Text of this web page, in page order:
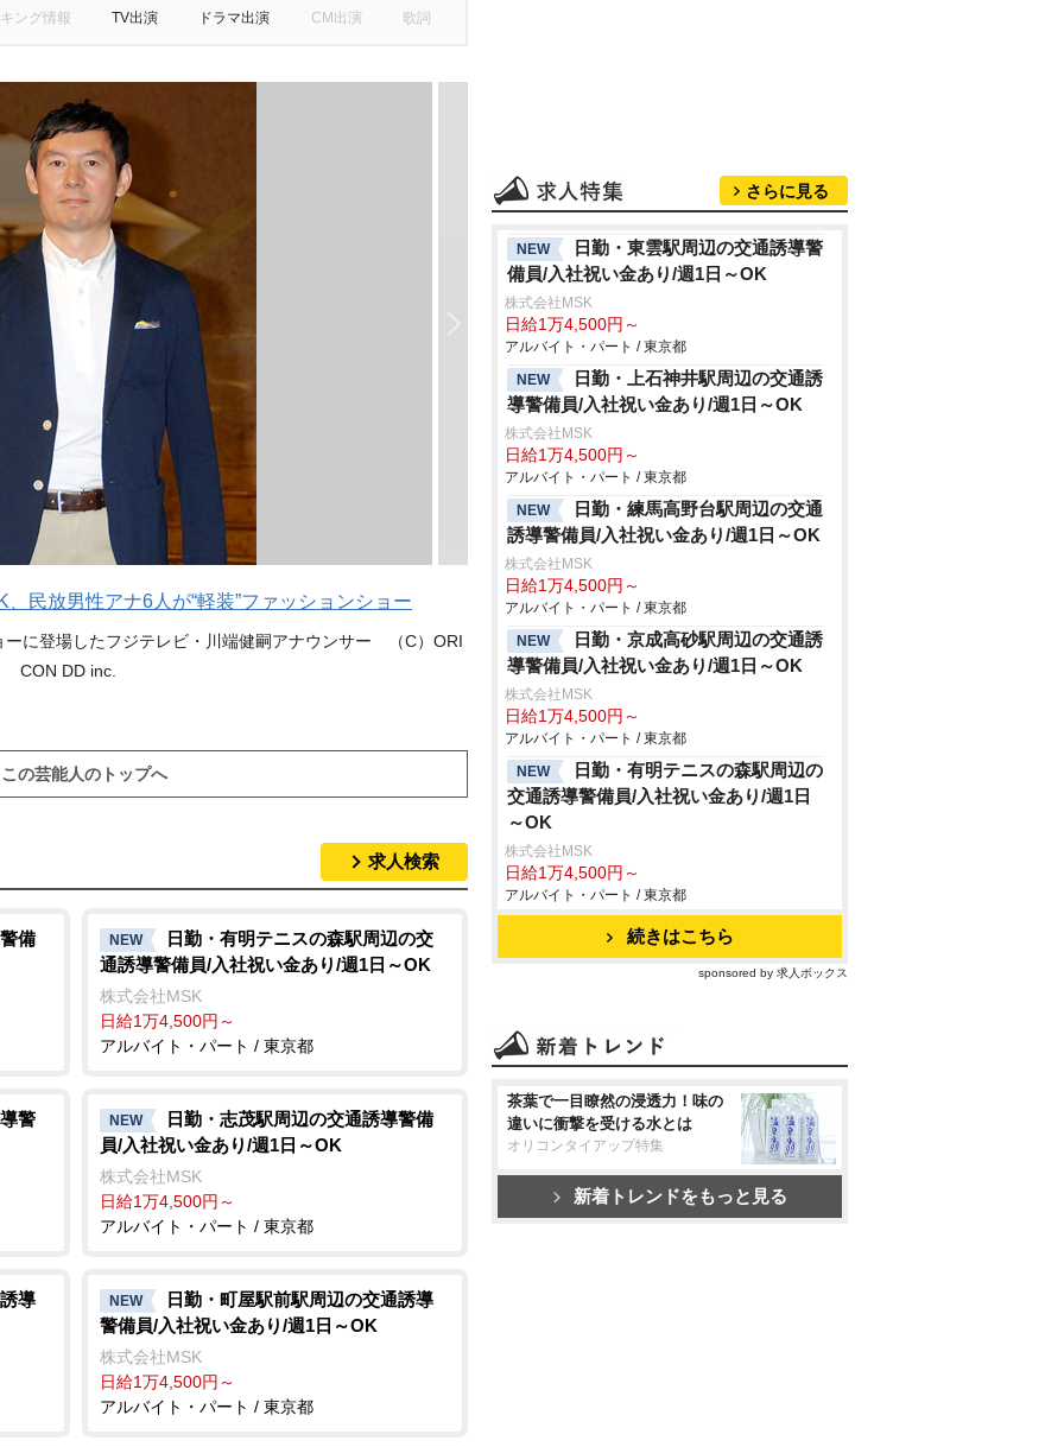
ング情報 TV出演 ドラマ出演 CM出演 歌詞
民放男性アナ6人が“軽装”ファッションショー
に登場したフジテレビ・川端健嗣アナウンサー （C）ORI
CON DD inc.
この芸能人のトップへ
求人検索
備 NEW
日勤・有明テニスの森駅周辺の交
通誘導警備員/入社祝い金あり/週1日～OK
株式会社MSK
日給1万4,500円～
アルバイト・パート / 東京都
警 NEW
日勤・志茂駅周辺の交通誘導警備
員/入社祝い金あり/週1日～OK
株式会社MSK
日給1万4,500円～
アルバイト・パート / 東京都
導 NEW
日勤・町屋駅前駅周辺の交通誘導
警備員/入社祝い金あり/週1日～OK
株式会社MSK
日給1万4,500円～
アルバイト・パート / 東京都
さらに見る
NEW
日勤・東雲駅周辺の交通誘導警
備員/入社祝い金あり/週1日～OK
株式会社MSK
日給1万4,500円～
アルバイト・パート / 東京都
NEW
日勤・上石神井駅周辺の交通誘
導警備員/入社祝い金あり/週1日～OK
株式会社MSK
日給1万4,500円～
アルバイト・パート / 東京都
NEW
日勤・練馬高野台駅周辺の交通
誘導警備員/入社祝い金あり/週1日～OK
株式会社MSK
日給1万4,500円～
アルバイト・パート / 東京都
NEW
日勤・京成高砂駅周辺の交通誘
導警備員/入社祝い金あり/週1日～OK
株式会社MSK
日給1万4,500円～
アルバイト・パート / 東京都
NEW
日勤・有明テニスの森駅周辺の
交通誘導警備員/入社祝い金あり/週1日
～OK
株式会社MSK
日給1万4,500円～
アルバイト・パート / 東京都
続きはこちら
sponsored by 求人ボックス
茶葉で一目瞭然の浸透力！味の
違いに衝撃を受ける水とは
オリコンタイアップ特集
新着トレンドをもっと見る